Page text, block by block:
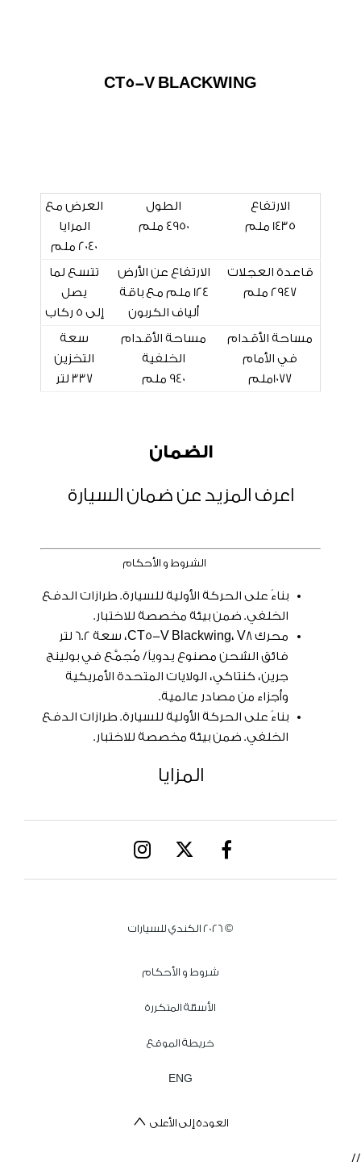
CT5-V BLACKWING
الارتفاع
1435 ملم
الطول
4950 ملم
العرض مع
المرايا
2040 ملم
قاعدة العجلات
2947 ملم
الارتفاع عن الأرض
124 ملم مع باقة
ألياف الكربون
تتسع لما
يصل
إلى 5 ركاب
مساحة الأقدام
في الأمام
1077ملم
مساحة الأقدام
الخلفية
940 ملم
سعة
التخزين
337 لتر
الضمان
اعرف المزيد عن ضمان السيارة
الشروط و الأحكام
بناءً على الحركة الأولية للسيارة. طرازات الدفع
الخلفي. ضمن بيئة مخصصة للاختبار.
محرك CT5-V Blackwing، V8، سعة 6.2 لتر
فائق الشحن مصنوع يدوياً/ مُجمَّع في بولينج
جرين، كنتاكي، الولايات المتحدة الأمريكية
وأجزاء من مصادر عالمية.
بناءً على الحركة الأولية للسيارة. طرازات الدفع
الخلفي. ضمن بيئة مخصصة للاختبار.
المزايا
© 2026 الكندي للسيارات
شروط و الأحكام
الأسئلة المتكررة
خريطة الموقع
ENG
العودة إلى الأعلى